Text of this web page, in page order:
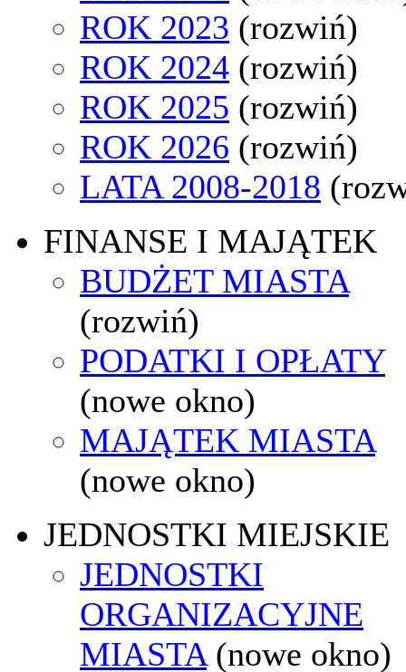
ROK 2023 (rozwiń)
ROK 2024 (rozwiń)
ROK 2025 (rozwiń)
ROK 2026 (rozwiń)
LATA 2008-2018
FINANSE I MAJĄTEK
BUDŻET MIASTA
(rozwiń)
PODATKI I OPŁATY
(nowe okno)
MAJĄTEK MIASTA
(nowe okno)
JEDNOSTKI MIEJSKIE
JEDNOSTKI
ORGANIZACYJNE
MIASTA (nowe okno)